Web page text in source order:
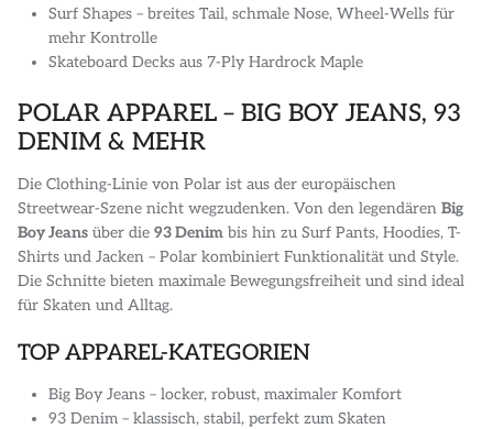
Surf Shapes – breites Tail, schmale Nose, Wheel-Wells für
mehr Kontrolle
Skateboard Decks aus 7-Ply Hardrock Maple
POLAR APPAREL – BIG BOY JEANS, 93
DENIM & MEHR
Die Clothing-Linie von Polar ist aus der europäischen
Streetwear-Szene nicht wegzudenken. Von den legendären Big
Boy Jeans über die 93 Denim bis hin zu Surf Pants, Hoodies, T-
Shirts und Jacken – Polar kombiniert Funktionalität und Style.
Die Schnitte bieten maximale Bewegungsfreiheit und sind ideal
für Skaten und Alltag.
TOP APPAREL-KATEGORIEN
Big Boy Jeans – locker, robust, maximaler Komfort
93 Denim – klassisch, stabil, perfekt zum Skaten